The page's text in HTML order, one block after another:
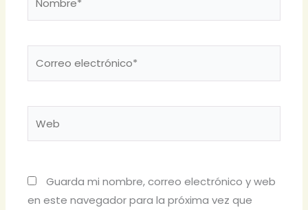
Guarda mi nombre, correo electrónico y web
en este navegador para la próxima vez que